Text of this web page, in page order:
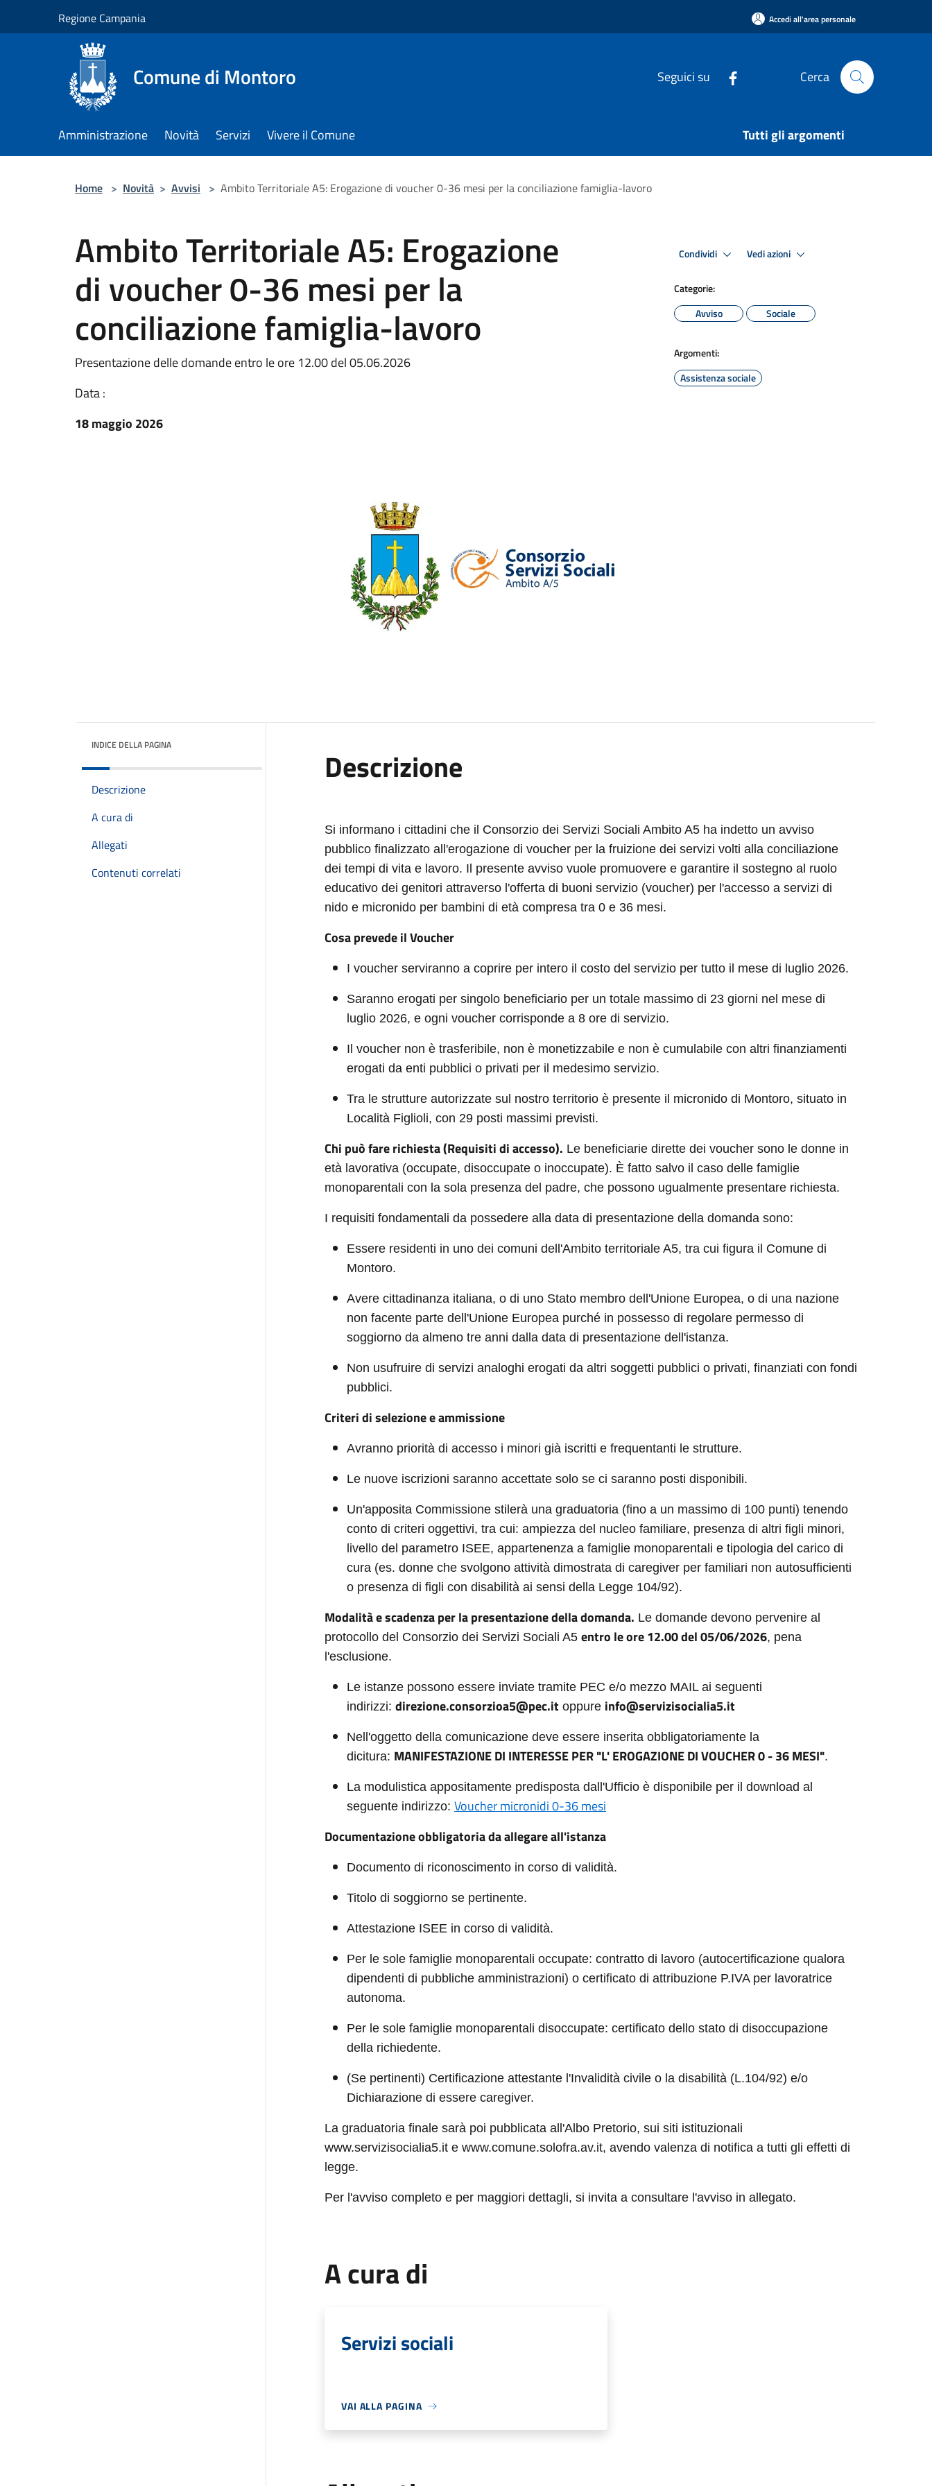
Regione Campania Accedi all'area personale
Comune di Montoro Seguici su Cerca
Amministrazione Novità Servizi Vivere il Comune Tutti gli argomenti
Home > Novità > Avvisi > Ambito Territoriale A5: Erogazione di voucher 0-36 mesi per la conciliazione famiglia-lavoro
Ambito Territoriale A5: Erogazione
di voucher 0-36 mesi per la
conciliazione famiglia-lavoro
Presentazione delle domande entro le ore 12.00 del 05.06.2026
Data :
18 maggio 2026
Condividi Vedi azioni
Categorie:
Avviso
Sociale
Argomenti:
Assistenza sociale
INDICE DELLA PAGINA
Descrizione
A cura di
Allegati
Contenuti correlati
Descrizione
Si informano i cittadini che il Consorzio dei Servizi Sociali Ambito A5 ha indetto un avviso
pubblico finalizzato all'erogazione di voucher per la fruizione dei servizi volti alla conciliazione
dei tempi di vita e lavoro. Il presente avviso vuole promuovere e garantire il sostegno al ruolo
educativo dei genitori attraverso l'offerta di buoni servizio (voucher) per l'accesso a servizi di
nido e micronido per bambini di età compresa tra 0 e 36 mesi.
Cosa prevede il Voucher
I voucher serviranno a coprire per intero il costo del servizio per tutto il mese di luglio 2026.
Saranno erogati per singolo beneficiario per un totale massimo di 23 giorni nel mese di
luglio 2026, e ogni voucher corrisponde a 8 ore di servizio.
Il voucher non è trasferibile, non è monetizzabile e non è cumulabile con altri finanziamenti
erogati da enti pubblici o privati per il medesimo servizio.
Tra le strutture autorizzate sul nostro territorio è presente il micronido di Montoro, situato in
Località Figlioli, con 29 posti massimi previsti.
Chi può fare richiesta (Requisiti di accesso). Le beneficiarie dirette dei voucher sono le donne in
età lavorativa (occupate, disoccupate o inoccupate). È fatto salvo il caso delle famiglie
monoparentali con la sola presenza del padre, che possono ugualmente presentare richiesta.
I requisiti fondamentali da possedere alla data di presentazione della domanda sono:
Essere residenti in uno dei comuni dell'Ambito territoriale A5, tra cui figura il Comune di
Montoro.
Avere cittadinanza italiana, o di uno Stato membro dell'Unione Europea, o di una nazione
non facente parte dell'Unione Europea purché in possesso di regolare permesso di
soggiorno da almeno tre anni dalla data di presentazione dell'istanza.
Non usufruire di servizi analoghi erogati da altri soggetti pubblici o privati, finanziati con fondi
pubblici.
Criteri di selezione e ammissione
Avranno priorità di accesso i minori già iscritti e frequentanti le strutture.
Le nuove iscrizioni saranno accettate solo se ci saranno posti disponibili.
Un'apposita Commissione stilerà una graduatoria (fino a un massimo di 100 punti) tenendo
conto di criteri oggettivi, tra cui: ampiezza del nucleo familiare, presenza di altri figli minori,
livello del parametro ISEE, appartenenza a famiglie monoparentali e tipologia del carico di
cura (es. donne che svolgono attività dimostrata di caregiver per familiari non autosufficienti
o presenza di figli con disabilità ai sensi della Legge 104/92).
Modalità e scadenza per la presentazione della domanda. Le domande devono pervenire al
protocollo del Consorzio dei Servizi Sociali A5 entro le ore 12.00 del 05/06/2026, pena
l'esclusione.
Le istanze possono essere inviate tramite PEC e/o mezzo MAIL ai seguenti
indirizzi: direzione.consorzioa5@pec.itoppure info@servizisocialia5.it
Nell'oggetto della comunicazione deve essere inserita obbligatoriamente la
dicitura: MANIFESTAZIONE DI INTERESSE PER "L' EROGAZIONE DI VOUCHER 0 - 36 MESI".
La modulistica appositamente predisposta dall'Ufficio è disponibile per il download al
seguente indirizzo: Voucher micronidi 0-36 mesi
Documentazione obbligatoria da allegare all'istanza
Documento di riconoscimento in corso di validità.
Titolo di soggiorno se pertinente.
Attestazione ISEE in corso di validità.
Per le sole famiglie monoparentali occupate: contratto di lavoro (autocertificazione qualora
dipendenti di pubbliche amministrazioni) o certificato di attribuzione P.IVA per lavoratrice
autonoma.
Per le sole famiglie monoparentali disoccupate: certificato dello stato di disoccupazione
della richiedente.
(Se pertinenti) Certificazione attestante l'Invalidità civile o la disabilità (L.104/92) e/o
Dichiarazione di essere caregiver.
La graduatoria finale sarà poi pubblicata all'Albo Pretorio, sui siti istituzionali
www.servizisocialia5.it e www.comune.solofra.av.it, avendo valenza di notifica a tutti gli effetti di
legge.
Per l'avviso completo e per maggiori dettagli, si invita a consultare l'avviso in allegato.
A cura di
Servizi sociali
VAI ALLA PAGINA